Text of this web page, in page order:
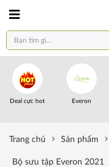
Deal cực hot Everon
Trang chủ Sản phẩm
Bộ sưu tập Everon 2021